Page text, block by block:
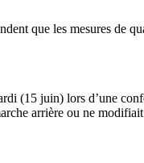
que les mesures de
(15 juin) lors d’une
arrière ou ne